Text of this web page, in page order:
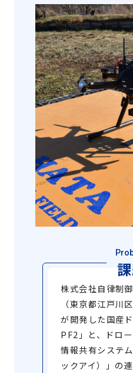
株式会社⾃律制
（東京都江戸川
が開発した国産
PF2」と、ドロ
情報共有システ
ックアイ）」の